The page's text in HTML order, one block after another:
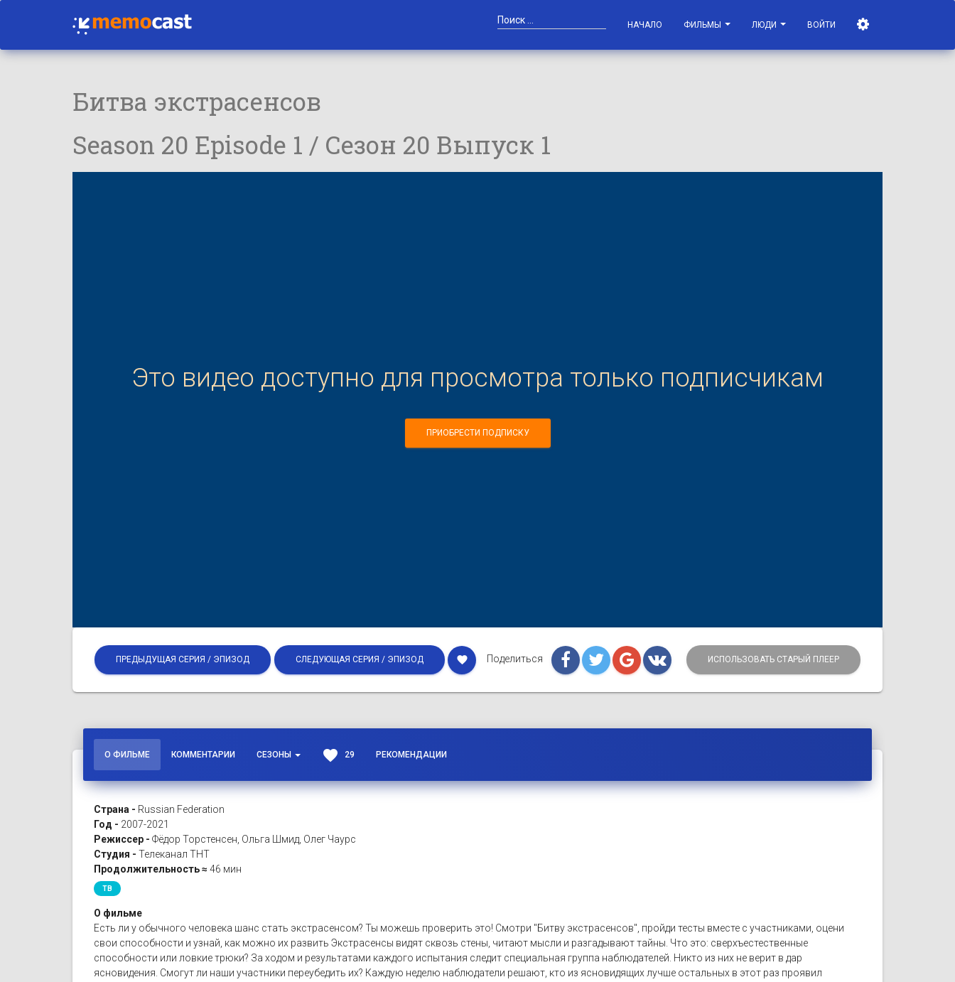
НАЧАЛО ФИЛЬМЫ ЛЮДИ ВОЙТИ
Битва экстрасенсов
Season 20 Episode 1 / Сезон 20 Выпуск 1
Это видео доступно для просмотра только подписчикам
ПРИОБРЕСТИ ПОДПИСКУ
ПРЕДЫДУЩАЯ СЕРИЯ / ЭПИЗОД СЛЕДУЮЩАЯ СЕРИЯ / ЭПИЗОД favorite Поделиться ИСПОЛЬЗОВАТЬ СТАРЫЙ ПЛЕЕР
О ФИЛЬМЕ КОММЕНТАРИИ СЕЗОНЫ favorite 29 РЕКОМЕНДАЦИИ
Страна - Russian Federation
Год - 2007-2021
Режиссер - Фёдор Торстенсен, Ольга Шмид, Олег Чаурс
Студия - Телеканал ТНТ
Продолжительность ≈ 46 мин
ТВ
О фильме
Есть ли у обычного человека шанс стать экстрасенсом? Ты можешь проверить это! Смотри "Битву экстрасенсов", пройди тесты вместе с участниками, оцени
свои способности и узнай, как можно их развить Экстрасенсы видят сквозь стены, читают мысли и разгадывают тайны. Что это: сверхъестественные
способности или ловкие трюки? За ходом и результатами каждого испытания следит специальная группа наблюдателей. Никто из них не верит в дар
ясновидения. Смогут ли наши участники переубедить их? Каждую неделю наблюдатели решают, кто из ясновидящих лучше остальных в этот раз проявил